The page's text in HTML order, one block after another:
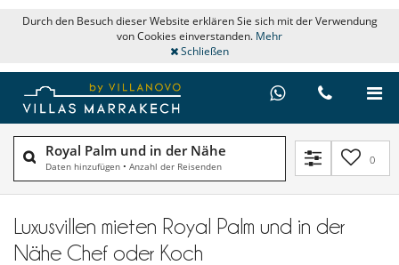
Durch den Besuch dieser Website erklären Sie sich mit der Verwendung
von Cookies einverstanden. Mehr
Schließen
Royal Palm und in der Nähe
Daten hinzufügen • Anzahl der Reisenden 0
Luxusvillen mieten Royal Palm und in der
Nähe Chef oder Koch